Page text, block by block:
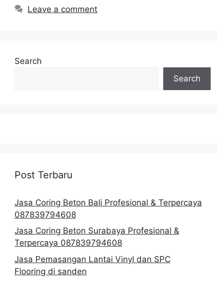
Leave a comment
Search
Search
Post Terbaru
Jasa Coring Beton Bali Profesional & Terpercaya
087839794608
Jasa Coring Beton Surabaya Profesional &
Terpercaya 087839794608
Jasa Pemasangan Lantai Vinyl dan SPC
Flooring di sanden